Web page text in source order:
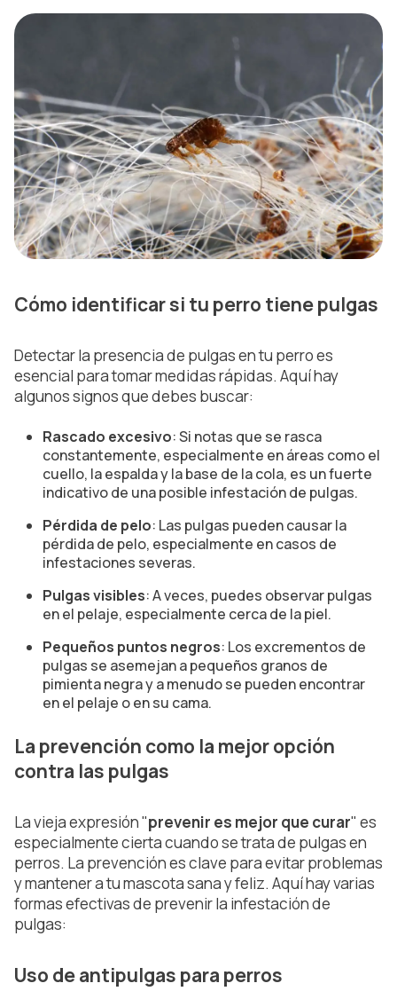
Cómo identificar si tu perro tiene pulgas
Detectar la presencia de pulgas en tu perro es
esencial para tomar medidas rápidas. Aquí hay
algunos signos que debes buscar:
Rascado excesivo: Si notas que se rasca
constantemente, especialmente en áreas como el
cuello, la espalda y la base de la cola, es un fuerte
indicativo de una posible infestación de pulgas.
Pérdida de pelo: Las pulgas pueden causar la
pérdida de pelo, especialmente en casos de
infestaciones severas.
Pulgas visibles: A veces, puedes observar pulgas
en el pelaje, especialmente cerca de la piel.
Pequeños puntos negros: Los excrementos de
pulgas se asemejan a pequeños granos de
pimienta negra y a menudo se pueden encontrar
en el pelaje o en su cama.
La prevención como la mejor opción
contra las pulgas
La vieja expresión "prevenir es mejor que curar" es
especialmente cierta cuando se trata de pulgas en
perros. La prevención es clave para evitar problemas
y mantener a tu mascota sana y feliz. Aquí hay varias
formas efectivas de prevenir la infestación de
pulgas:
Uso de antipulgas para perros